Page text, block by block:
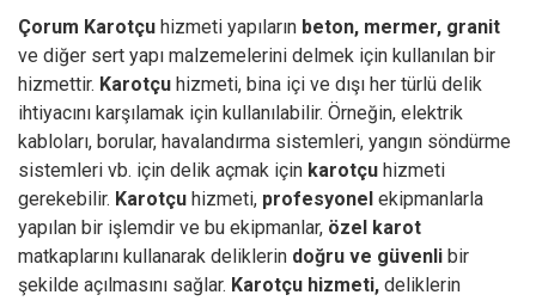
Çorum Karotçu hizmeti yapıların beton, mermer, granit
ve diğer sert yapı malzemelerini delmek için kullanılan bir
hizmettir. Karotçu hizmeti, bina içi ve dışı her türlü delik
ihtiyacını karşılamak için kullanılabilir. Örneğin, elektrik
kabloları, borular, havalandırma sistemleri, yangın söndürme
sistemleri vb. için delik açmak için karotçu hizmeti
gerekebilir. Karotçu hizmeti, profesyonel ekipmanlarla
yapılan bir işlemdir ve bu ekipmanlar, özel karot
matkaplarını kullanarak deliklerin doğru ve güvenli bir
şekilde açılmasını sağlar. Karotçu hizmeti, deliklerin